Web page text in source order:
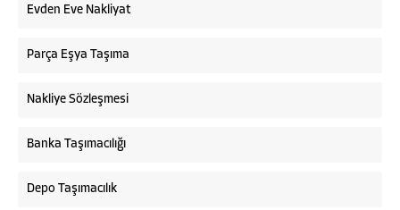
Evden Eve Nakliyat
Parça Eşya Taşıma
Nakliye Sözleşmesi
Banka Taşımacılığı
Depo Taşımacılık